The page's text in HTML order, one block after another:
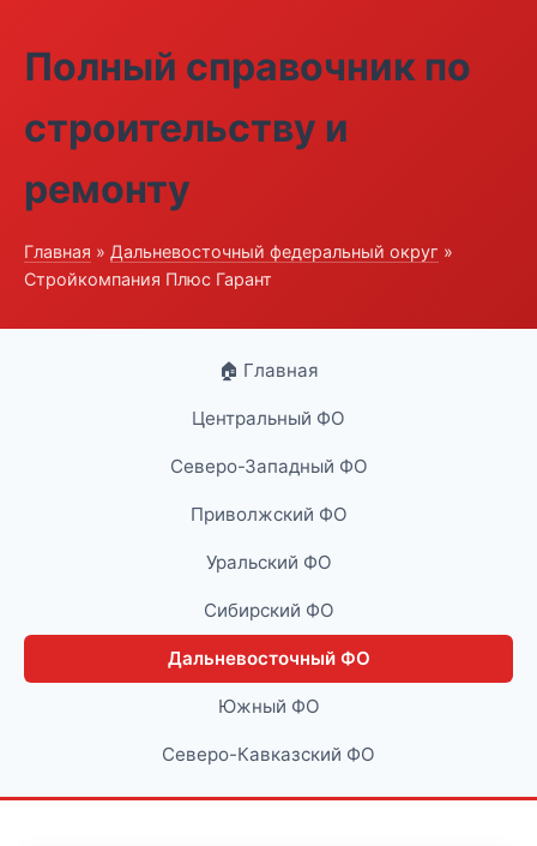
Полный справочник по
строительству и
ремонту
Главная » Дальневосточный федеральный округ »
Стройкомпания Плюс Гарант
🏠 Главная
Центральный ФО
Северо-Западный ФО
Приволжский ФО
Уральский ФО
Сибирский ФО
Дальневосточный ФО
Южный ФО
Северо-Кавказский ФО